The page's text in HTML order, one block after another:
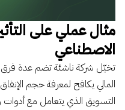
مثال عملي على
الاصطناعي
تخيّل شركة ناشئة تضم عدة فرق
المالي يكافح لمعرفة حجم
التسويق الذي يتعامل مع